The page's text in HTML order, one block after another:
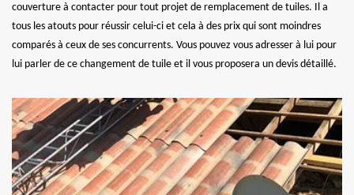
couverture à contacter pour tout projet de remplacement de tuiles. Il a
tous les atouts pour réussir celui-ci et cela à des prix qui sont moindres
comparés à ceux de ses concurrents. Vous pouvez vous adresser à lui pour
lui parler de ce changement de tuile et il vous proposera un devis détaillé.